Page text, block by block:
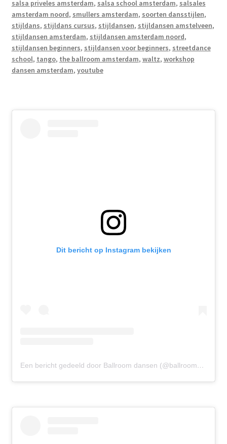
salsa priveles amsterdam, salsa school amsterdam, salsales
amsterdam noord, smullers amsterdam, soorten dansstijlen,
stijldans, stijldans cursus, stijldansen, stijldansen amstelveen,
stijldansen amsterdam, stijldansen amsterdam noord,
stijldansen beginners, stijldansen voor beginners, streetdance
school, tango, the ballroom amsterdam, waltz, workshop
dansen amsterdam, youtube
Dit bericht op Instagram bekijken
Een bericht gedeeld door Ballroom dansen (@ballroomdansen)